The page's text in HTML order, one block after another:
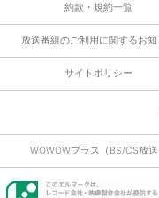
約款・規約一覧
放送番組のご利用に関するお知
サイトポリシー
WOWOWプラス（BS/CS放送